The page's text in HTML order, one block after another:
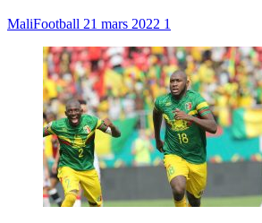
MaliFootball 21 mars 2022 1